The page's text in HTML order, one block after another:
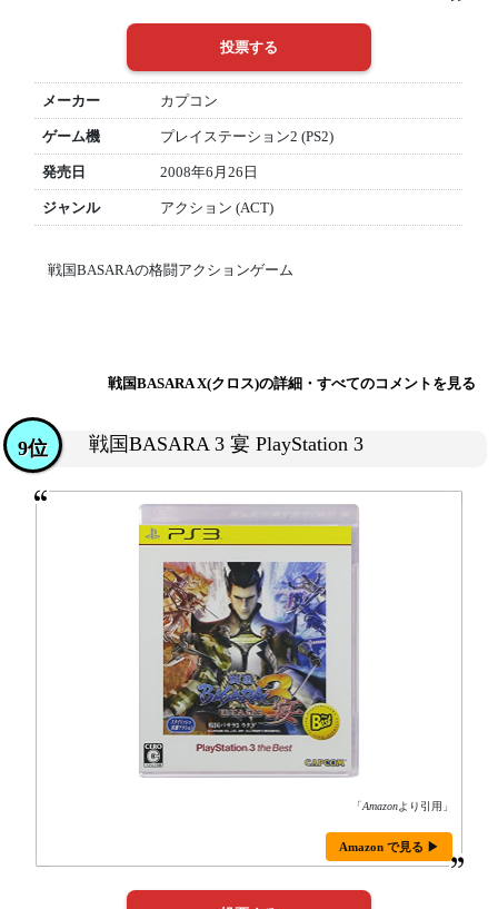
メーカー カプコン
ゲーム機 プレイステーション2 (PS2)
発売日 2008年6月26日
ジャンル アクション (ACT)
戦国BASARAの格闘アクションゲーム
戦国BASARA X(クロス)の詳細・すべてのコメントを見る
戦国BASARA 3 宴 PlayStation 3
9位
「Amazonより引用」
Amazon で見る ▶